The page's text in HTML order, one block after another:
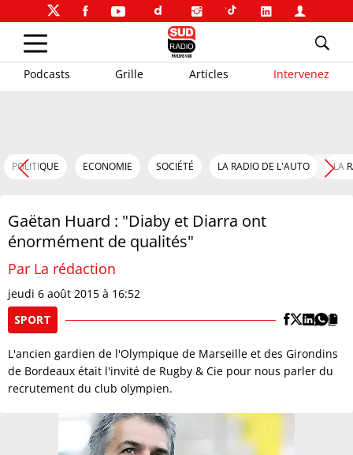
Podcasts Grille Articles Intervenez
POLITIQUE ECONOMIE SOCIÉTÉ LA RADIO DE L'AUTO LA
Gaëtan Huard : "Diaby et Diarra ont
énormément de qualités"
Par La rédaction
jeudi 6 août 2015 à 16:52
SPORT
L'ancien gardien de l'Olympique de Marseille et des Girondins
de Bordeaux était l'invité de Rugby & Cie pour nous parler du
recrutement du club olympien.